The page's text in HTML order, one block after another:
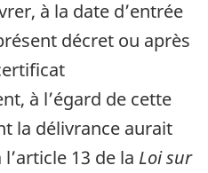
à la date d’entrée
décret ou après
à l’égard de cette
la délivrance aurait
13 de la Loi sur